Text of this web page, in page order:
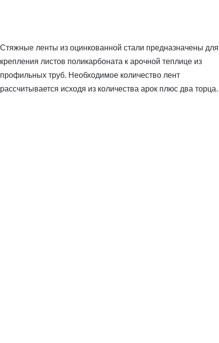
Стяжные ленты из оцинкованной стали предназначены для
крепления листов поликарбоната к арочной теплице из
профильных труб. Необходимое количество лент
рассчитывается исходя из количества арок плюс два торца.